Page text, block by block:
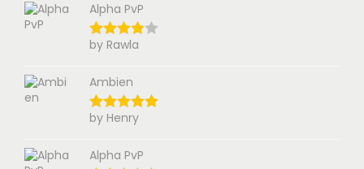
Alpha PvP
by Rawla
Ambien
by Henry
Alpha PvP